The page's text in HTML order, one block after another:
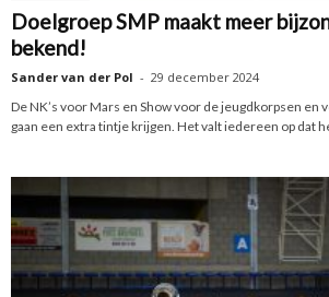
Doelgroep SMP maakt meer
bekend!
Sander van der Pol - 29 december 2024
De NK’s voor Mars en Show voor de jeugdkorpsen
gaan een extra tintje krijgen. Het valt iedereen op dat